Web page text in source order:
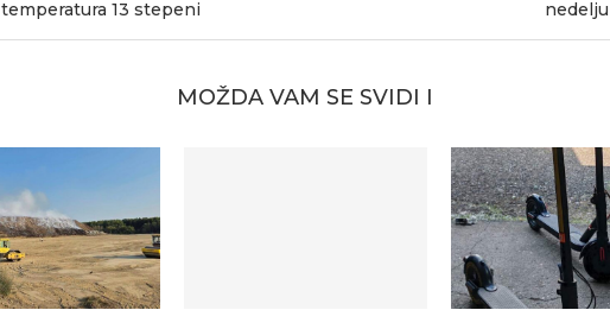
temperatura 13 stepeni
nedelju
MOŽDA VAM SE SVIDI I